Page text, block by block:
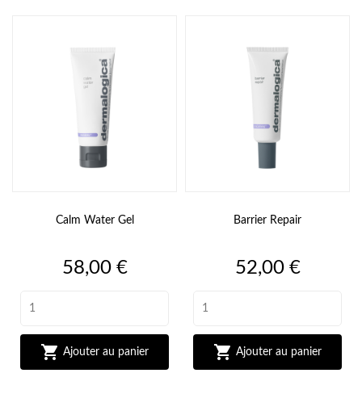
Calm Water Gel
Prix
58,00 €
 Ajouter au panier
Barrier Repair
Prix
52,00 €
 Ajouter au panier